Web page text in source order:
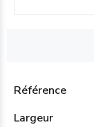
Référence
Largeur